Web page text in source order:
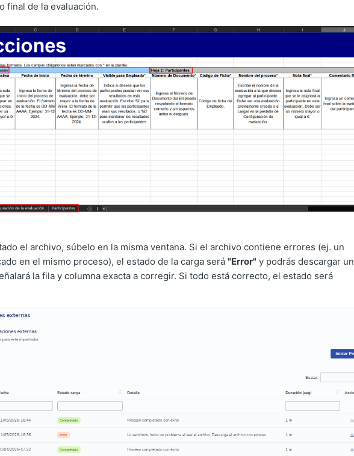
final de la evaluación.
el archivo, súbelo en la misma ventana. Si el archivo contiene errores (ej. un
en el mismo proceso), el estado de la carga será "Error" y podrás descargar un
la fila y columna exacta a corregir. Si todo está correcto, el estado será